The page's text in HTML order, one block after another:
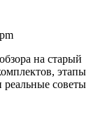
на старый
этапы
советы